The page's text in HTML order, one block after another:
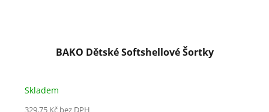
BAKO Dětské Softshellové Šortky
Skladem
329,75 Kč bez DPH